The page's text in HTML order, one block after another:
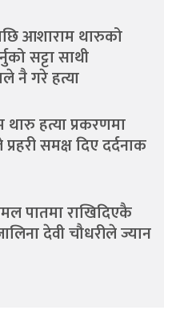
आशाराम थारुको
सट्टा साथी
नै गरे हत्या
हत्या प्रकरणमा
समक्ष दिए दर्दनाक
पातमा राखिदिएकै
देवी चौधरीले ज्यान